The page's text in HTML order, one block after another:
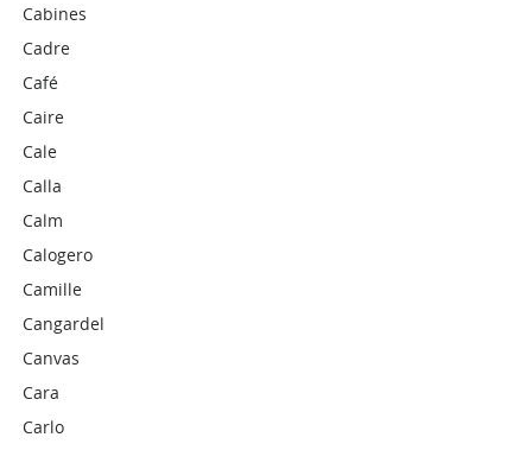
Cabines
Cadre
Café
Caire
Cale
Calla
Calm
Calogero
Camille
Cangardel
Canvas
Cara
Carlo